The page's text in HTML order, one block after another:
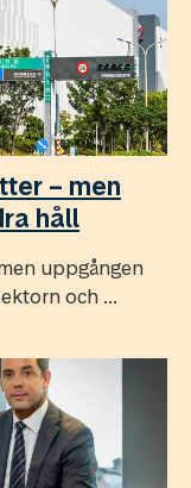
– men
håll
uppgången
och ...